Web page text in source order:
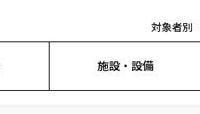
対象者別
施設・設備